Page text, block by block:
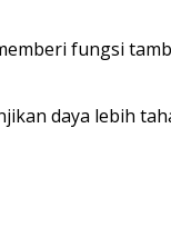
fungsi
daya lebih